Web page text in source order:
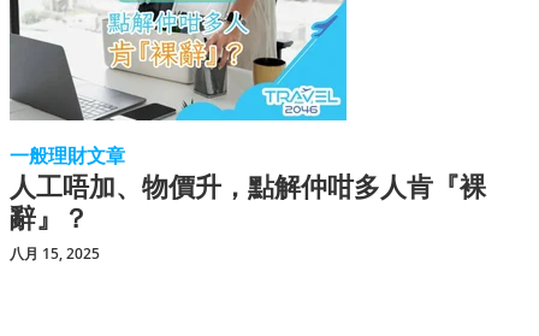
一般理財文章
人工唔加、物價升，點解仲咁多人肯『裸
辭』？
八月 15, 2025